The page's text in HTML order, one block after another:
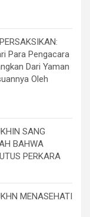
Para Pengacara
Dari Yaman
Oleh
SANG
BAHWA
PERKARA
MENASEHATI